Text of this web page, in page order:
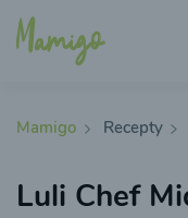
Mamigo Recepty
Luli Chef